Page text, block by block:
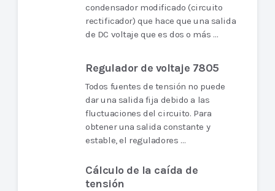
condensador modificado (circuito
rectificador) que hace que una salida
de DC voltaje que es dos o más …
Regulador de voltaje 7805
Todos fuentes de tensión no puede
dar una salida fija debido a las
fluctuaciones del circuito. Para
obtener una salida constante y
estable, el reguladores …
Cálculo de la caída de
tensión